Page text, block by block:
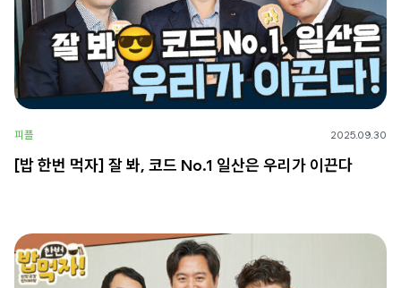
피플 2025.09.30
[밥 한번 먹자] 잘 봐, 코드 No.1 일산은 우리가 이끈다